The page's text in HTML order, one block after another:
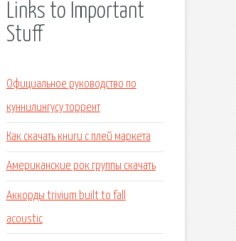
Links to Important
Stuff
Официальное руководство по
куннилингусу торрент
Как скачать книги с плей маркета
Американские рок группы скачать
Аккорды trivium built to fall
acoustic